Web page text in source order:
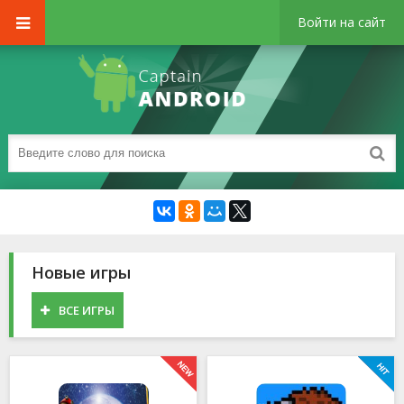
Войти на сайт
Новые игры
ВСЕ ИГРЫ